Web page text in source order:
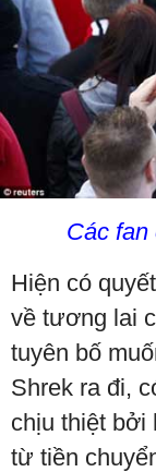
Các fan
Hiện có
về tương lai
tuyên bố
Shrek ra đi,
chịu thiệt bởi
từ tiền